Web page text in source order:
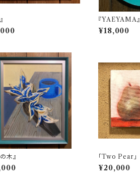
『YAEYAMA』
¥18,000
木』 「Two Pear」
¥20,000